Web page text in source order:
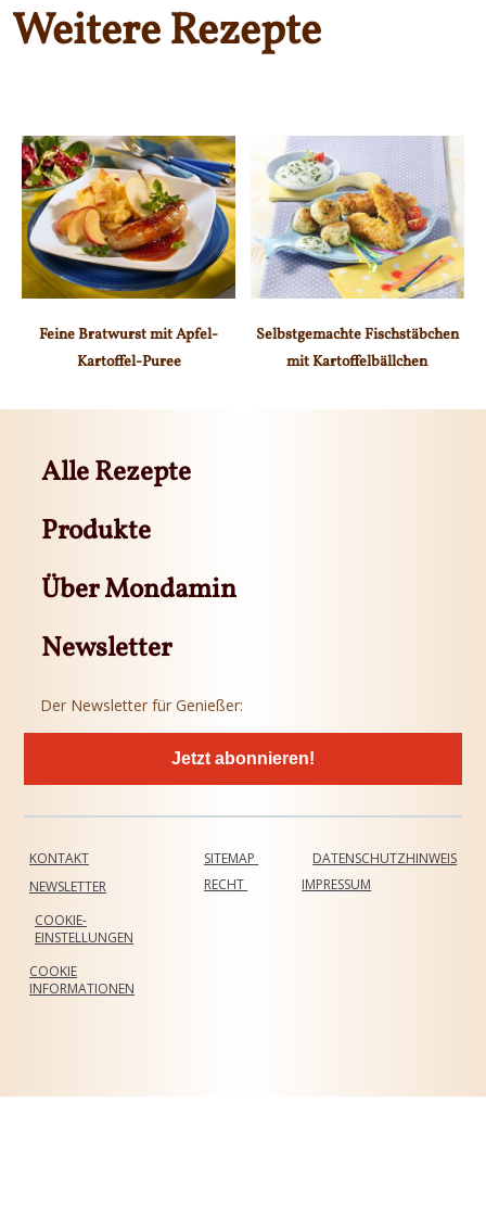
Weitere Rezepte
Feine Bratwurst mit Apfel-
Kartoffel-Puree
Selbstgemachte Fischstäbchen
mit Kartoffelbällchen
Alle Rezepte
Produkte
Über Mondamin
Newsletter
Der Newsletter für Genießer:
Jetzt abonnieren!
KONTAKT
SITEMAP
NEWSLETTER
DATENSCHUTZHINWEIS
COOKIE-
EINSTELLUNGEN
RECHT
COOKIE
INFORMATIONEN
IMPRESSUM